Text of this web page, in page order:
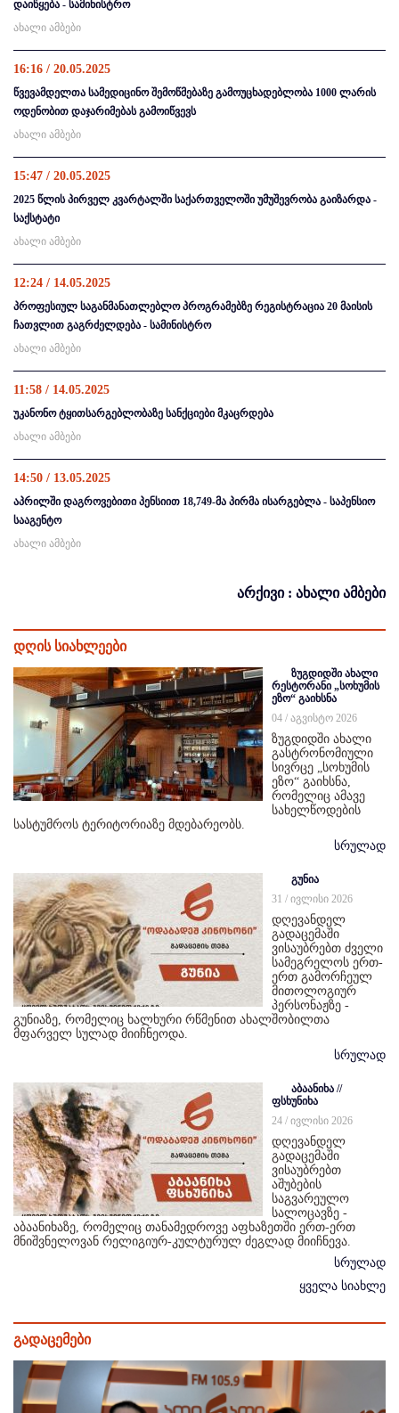
დაიწყება - სამინისტრო
ახალი ამბები
16:16 / 20.05.2025
წვევამდელთა სამედიცინო შემოწმებაზე გამოუცხადებლობა 1000 ლარის
ოდენობით დაჯარიმებას გამოიწვევს
ახალი ამბები
15:47 / 20.05.2025
2025 წლის პირველ კვარტალში საქართველოში უმუშევრობა გაიზარდა -
საქსტატი
ახალი ამბები
12:24 / 14.05.2025
პროფესიულ საგანმანათლებლო პროგრამებზე რეგისტრაცია 20 მაისის
ჩათვლით გაგრძელდება - სამინისტრო
ახალი ამბები
11:58 / 14.05.2025
უკანონო ტყითსარგებლობაზე სანქციები მკაცრდება
ახალი ამბები
14:50 / 13.05.2025
აპრილში დაგროვებითი პენსიით 18,749-მა პირმა ისარგებლა - საპენსიო
სააგენტო
ახალი ამბები
არქივი : ახალი ამბები
დღის სიახლეები
ზუგდიდში ახალი
რესტორანი „სოხუმის
ეზო“ გაიხსნა
04 / აგვისტო 2026
ზუგდიდში ახალი
გასტრონომიული
სივრცე „სოხუმის
ეზო“ გაიხსნა,
რომელიც ამავე
სახელწოდების
სასტუმროს ტერიტორიაზე მდებარეობს.
სრულად
გუნია
31 / ივლისი 2026
დღევანდელ
გადაცემაში
ვისაუბრებთ ძველი
სამეგრელოს ერთ-
ერთ გამორჩეულ
მითოლოგიურ
პერსონაჟზე -
გუნიაზე, რომელიც ხალხური რწმენით ახალშობილთა
მფარველ სულად მიიჩნეოდა.
სრულად
აბაანიხა //
ფსხუნიხა
24 / ივლისი 2026
დღევანდელ
გადაცემაში
ვისაუბრებთ
აშუბების
საგვარეულო
სალოცავზე -
აბაანიხაზე, რომელიც თანამედროვე აფხაზეთში ერთ-ერთ
მნიშვნელოვან რელიგიურ-კულტურულ ძეგლად მიიჩნევა.
სრულად
ყველა სიახლე
გადაცემები